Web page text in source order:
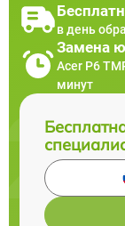
в день
Замена
Acer P6
минут